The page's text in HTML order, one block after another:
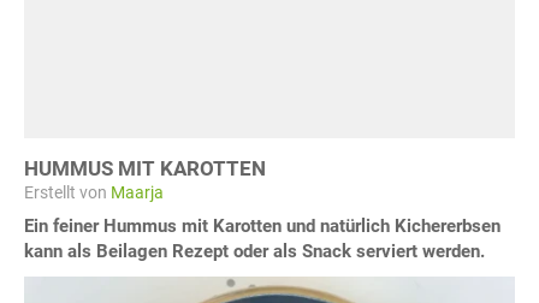
HUMMUS MIT KAROTTEN
Erstellt von Maarja
Ein feiner Hummus mit Karotten und natürlich Kichererbsen
kann als Beilagen Rezept oder als Snack serviert werden.